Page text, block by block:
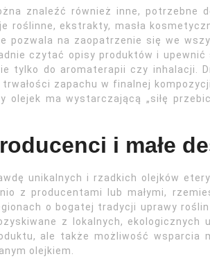
znaleźć również inne, potrzebne
roślinne, ekstrakty, masła
pozwala na zaopatrzenie się we
czytać opisy produktów i
tylko do aromaterapii czy inhalacji.
zapachu w finalnej
olejek ma wystarczającą „siłę
i małe
unikalnych i rzadkich olejków
z producentami lub małymi,
o bogatej tradycji uprawy
z lokalnych, ekologicznych
ale także możliwość wsparcia
olejkiem.